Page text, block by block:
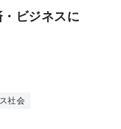
ビジネスに
社会